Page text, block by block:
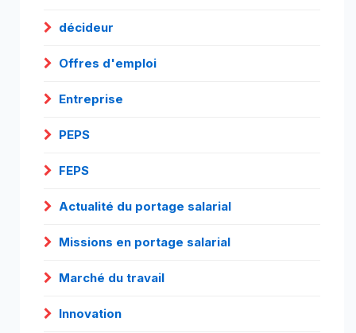
décideur
Offres d'emploi
Entreprise
PEPS
FEPS
Actualité du portage salarial
Missions en portage salarial
Marché du travail
Innovation